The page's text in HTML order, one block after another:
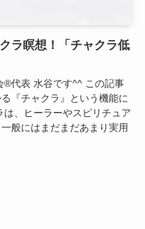
ラ瞑想！「チャクラ低
®代表 水谷です^^ この記事
『チャクラ』という機能に
、ヒーラーやスピリチュア
般にはまだまだあまり実用